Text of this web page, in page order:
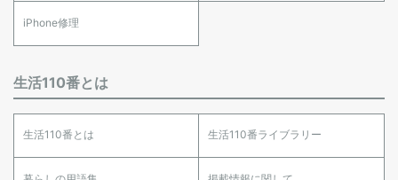
iPhone修理
生活110番とは
生活110番とは 生活110番ライブラリー